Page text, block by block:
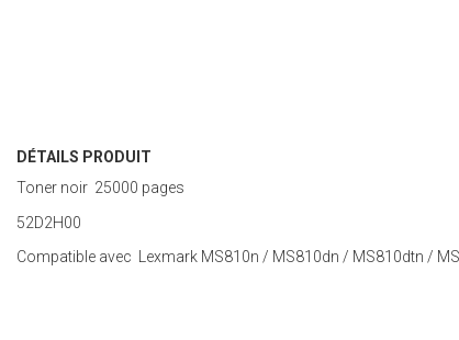
DÉTAILS PRODUIT
Toner noir 25000 pages
52D2H00
Compatible avec Lexmark MS810n / MS810dn / MS810dtn /